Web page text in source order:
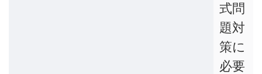
式問
題対
策に
必要